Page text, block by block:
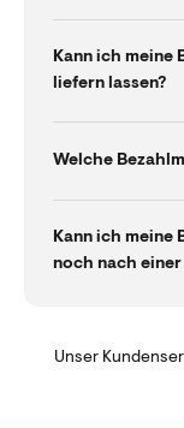
Kann ich meine
liefern lassen?
Welche
Kann ich meine
noch nach
Unser